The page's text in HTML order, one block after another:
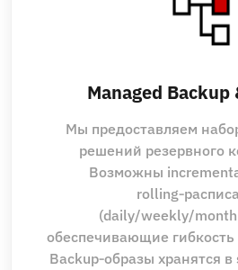
Managed Backup
Мы предоставляем
решений резервного
Возможны
(daily/weekly/
обеспечивающие гибкость
Backup‑образы хранятся в